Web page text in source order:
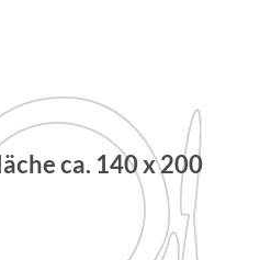
ca. 140 x 200